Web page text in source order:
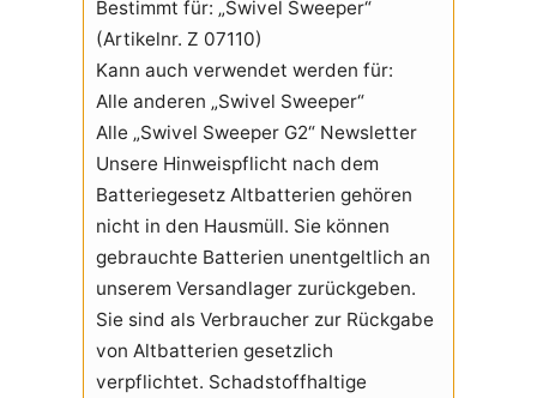
Bestimmt für: „Swivel Sweeper“
(Artikelnr. Z 07110)
Kann auch verwendet werden für:
Alle anderen „Swivel Sweeper“
Alle „Swivel Sweeper G2“ Newsletter
Unsere Hinweispflicht nach dem
Batteriegesetz Altbatterien gehören
nicht in den Hausmüll. Sie können
gebrauchte Batterien unentgeltlich an
unserem Versandlager zurückgeben.
Sie sind als Verbraucher zur Rückgabe
von Altbatterien gesetzlich
verpflichtet. Schadstoffhaltige